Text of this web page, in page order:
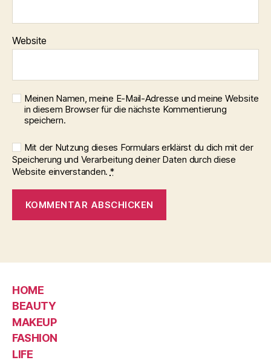
Website
Meinen Namen, meine E-Mail-Adresse und meine Website
in diesem Browser für die nächste Kommentierung
speichern.
Mit der Nutzung dieses Formulars erklärst du dich mit der
Speicherung und Verarbeitung deiner Daten durch diese
Website einverstanden. *
HOME
BEAUTY
MAKEUP
FASHION
LIFE